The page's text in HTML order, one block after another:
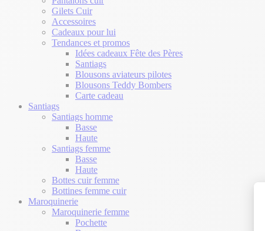
Gilets Cuir
Accessoires
Cadeaux pour lui
Tendances et promos
Idées cadeaux Fête des Pères
Santiags
Blousons aviateurs pilotes
Blousons Teddy Bombers
Carte cadeau
Santiags
Santiags homme
Basse
Haute
Santiags femme
Basse
Haute
Bottes cuir femme
Bottines femme cuir
Maroquinerie
Maroquinerie femme
Pochette